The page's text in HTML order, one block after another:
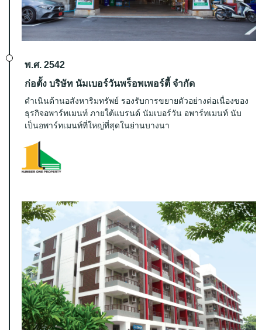
พ.ศ. 2542
ก่อตั้ง บริษัท นัมเบอร์วันพร็อพเพอร์ตี้ จำกัด
ดำเนินด้านอสังหาริมทรัพย์ รองรับการขยายตัวอย่างต่อเนื่องของ
ธุรกิจอพาร์ทเมนท์ ภายใต้แบรนด์ นัมเบอร์วัน อพาร์ทเมนท์ นับ
เป็นอพาร์ทเมนท์ที่ใหญ่ที่สุดในย่านบางนา